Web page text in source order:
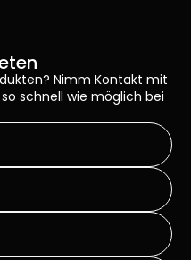
Nimm Kontakt mit
so schnell wie möglich bei